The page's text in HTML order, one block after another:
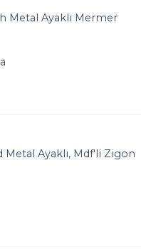
Metal Ayaklı Mermer
Metal Ayaklı, Mdf'li Zigon